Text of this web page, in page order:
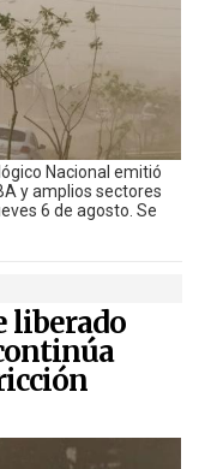
Nacional emitió
y amplios sectores
6 de agosto. Se
liberado